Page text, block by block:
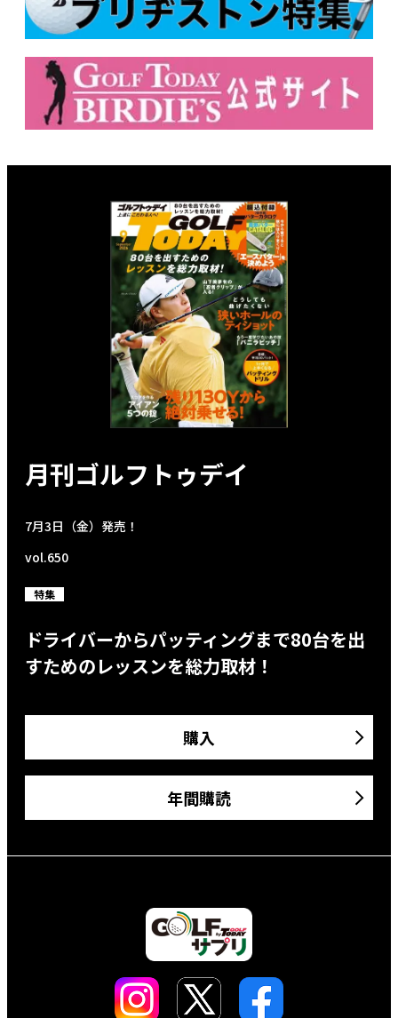
月刊ゴルフトゥデイ
7月3日（金）発売！
vol.650
特集
ドライバーからパッティングまで80台を出
すためのレッスンを総力取材！
購入
年間購読